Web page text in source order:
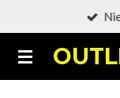
naar
de